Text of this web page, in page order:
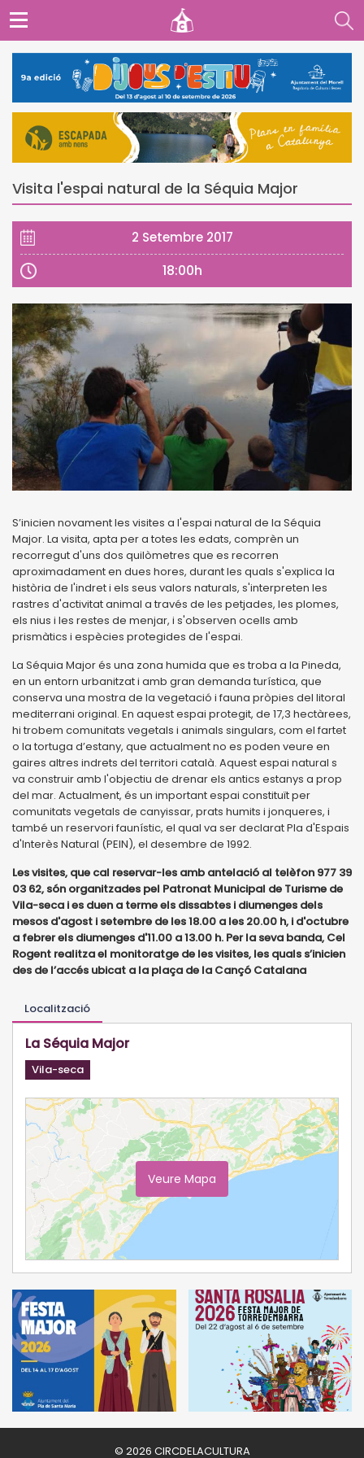
Visita l'espai natural de la Séquia Major
2 Setembre 2017
18:00h
S’inicien novament les visites a l'espai natural de la Séquia
Major. La visita, apta per a totes les edats, comprèn un
recorregut d'uns dos quilòmetres que es recorren
aproximadament en dues hores, durant les quals s'explica la
història de l'indret i els seus valors naturals, s'interpreten les
rastres d'activitat animal a través de les petjades, les plomes,
els nius i les restes de menjar, i s'observen ocells amb
prismàtics i espècies protegides de l'espai.
La Séquia Major és una zona humida que es troba a la Pineda,
en un entorn urbanitzat i amb gran demanda turística, que
conserva una mostra de la vegetació i fauna pròpies del litoral
mediterrani original. En aquest espai protegit, de 17,3 hectàrees,
hi trobem comunitats vegetals i animals singulars, com el fartet
o la tortuga d’estany, que actualment no es poden veure en
gaires altres indrets del territori català. Aquest espai natural s
va construir amb l'objectiu de drenar els antics estanys a prop
del mar. Actualment, és un important espai constituït per
comunitats vegetals de canyissar, prats humits i jonqueres, i
també un reservori faunístic, el qual va ser declarat Pla d'Espais
d'Interès Natural (PEIN), el desembre de 1992.
Les visites, que cal reservar-les amb antelació al telèfon 977 39
03 62, són organitzades pel Patronat Municipal de Turisme de
Vila-seca i es duen a terme els dissabtes i diumenges dels
mesos d'agost i setembre de les 18.00 a les 20.00 h, i d'octubre
a febrer els diumenges d'11.00 a 13.00 h. Per la seva banda, Cel
Rogent realitza el monitoratge de les visites, les quals s’inicien
des de l’accés ubicat a la plaça de la Cançó Catalana
Localització
La Séquia Major
Vila-seca
Veure Mapa
© 2026 CIRCDELACULTURA